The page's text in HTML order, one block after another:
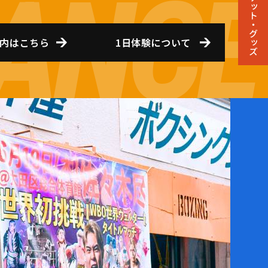
チケット・グッズ
はこちら 1日体験について